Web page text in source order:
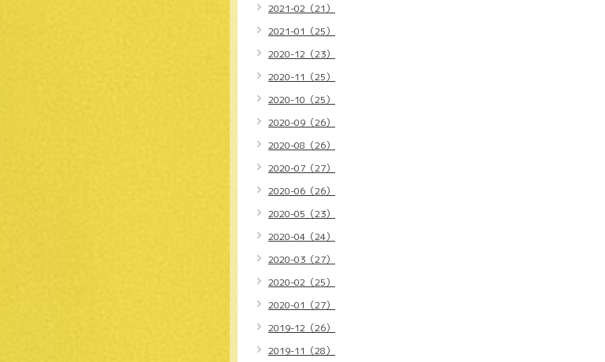
2021-02（21）
2021-01（25）
2020-12（23）
2020-11（25）
2020-10（25）
2020-09（26）
2020-08（26）
2020-07（27）
2020-06（26）
2020-05（23）
2020-04（24）
2020-03（27）
2020-02（25）
2020-01（27）
2019-12（26）
2019-11（28）